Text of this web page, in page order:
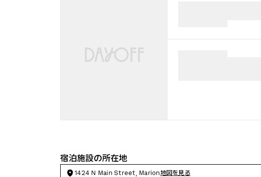
宿泊施設の所在地
1424 N Main Street, Marion地図を見る